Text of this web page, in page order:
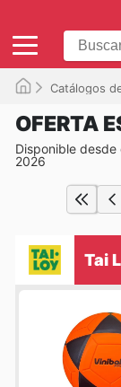
Catálogos
OFERTA
Disponible
2026
Tai